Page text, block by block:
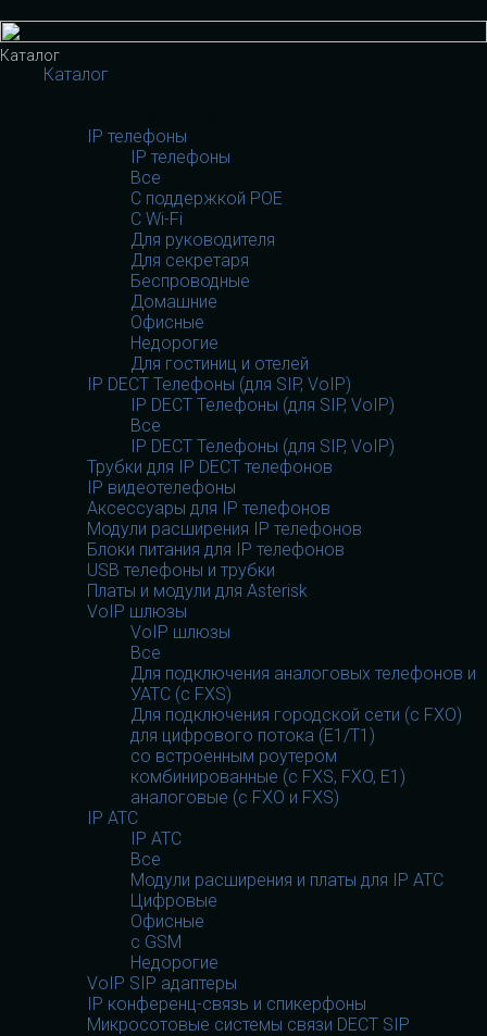
Каталог
Каталог
IP телефоны
IP телефоны
Все
С поддержкой POE
C Wi-Fi
Для руководителя
Для секретаря
Беспроводные
Домашние
Офисные
Недорогие
Для гостиниц и отелей
IP DECT Телефоны (для SIP, VoIP)
IP DECT Телефоны (для SIP, VoIP)
Все
IP DECT Телефоны (для SIP, VoIP)
Трубки для IP DECT телефонов
IP видеотелефоны
Аксессуары для IP телефонов
Модули расширения IP телефонов
Блоки питания для IP телефонов
USB телефоны и трубки
Платы и модули для Asterisk
VoIP шлюзы
VoIP шлюзы
Все
Для подключения аналоговых телефонов и
УАТС (с FXS)
Для подключения городской сети (с FXO)
для цифрового потока (E1/T1)
со встроенным роутером
комбинированные (c FXS, FXO, E1)
аналоговые (с FXO и FXS)
IP АТС
IP АТС
Все
Модули расширения и платы для IP АТС
Цифровые
Офисные
с GSM
Недорогие
VoIP SIP адаптеры
IP конференц-связь и спикерфоны
Микросотовые системы связи DECT SIP